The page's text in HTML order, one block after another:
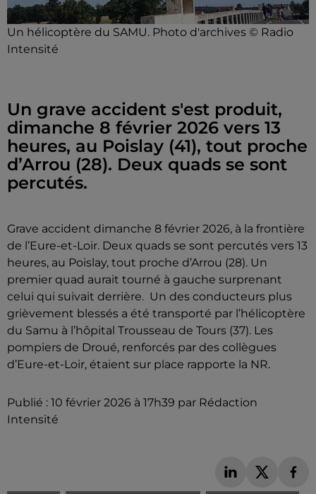
Un hélicoptère du SAMU. Photo d'archives © Radio
Intensité
Un grave accident s'est produit,
dimanche 8 février 2026 vers 13
heures, au Poislay (41), tout proche
d’Arrou (28). Deux quads se sont
percutés.
Grave accident dimanche 8 février 2026, à la frontière
de l’Eure-et-Loir. Deux quads se sont percutés vers 13
heures, au Poislay, tout proche d’Arrou (28). Un
premier quad aurait tourné à gauche surprenant
celui qui suivait derrière. Un des conducteurs plus
grièvement blessés a été transporté par l’hélicoptère
du Samu à l’hôpital Trousseau de Tours (37). Les
pompiers de Droué, renforcés par des collègues
d’Eure-et-Loir, étaient sur place rapporte la NR.
Publié : 10 février 2026 à 17h39 par Rédaction
Intensité